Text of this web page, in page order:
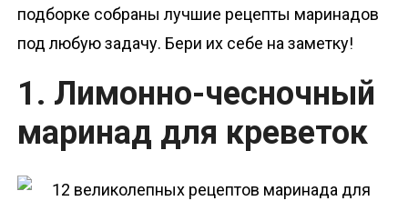
подборке собраны лучшие рецепты маринадов
под любую задачу. Бери их себе на заметку!
1. Лимонно-чесночный
маринад для креветок